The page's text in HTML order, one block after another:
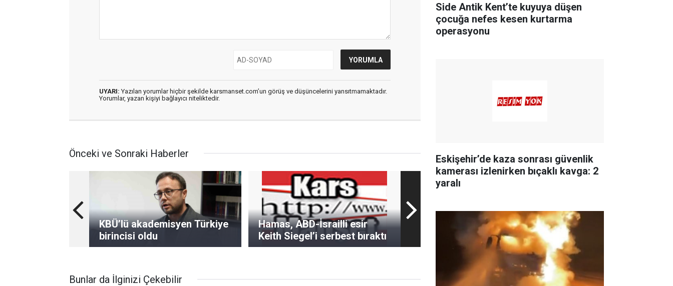
UYARI: Yazılan yorumlar hiçbir şekilde karsmanset.com’un görüş ve düşüncelerini yansıtmamaktadır.
Yorumlar, yazan kişiyi bağlayıcı niteliktedir.
Önceki ve Sonraki Haberler
KBÜ’lü akademisyen Türkiye
birincisi oldu
Hamas, ABD-İsrailli esir
Keith Siegel’i serbest bıraktı
Bunlar da İlginizi Çekebilir
Side Antik Kent’te kuyuya düşen
çocuğa nefes kesen kurtarma
operasyonu
Eskişehir’de kaza sonrası güvenlik
kamerası izlenirken bıçaklı kavga: 2
yaralı